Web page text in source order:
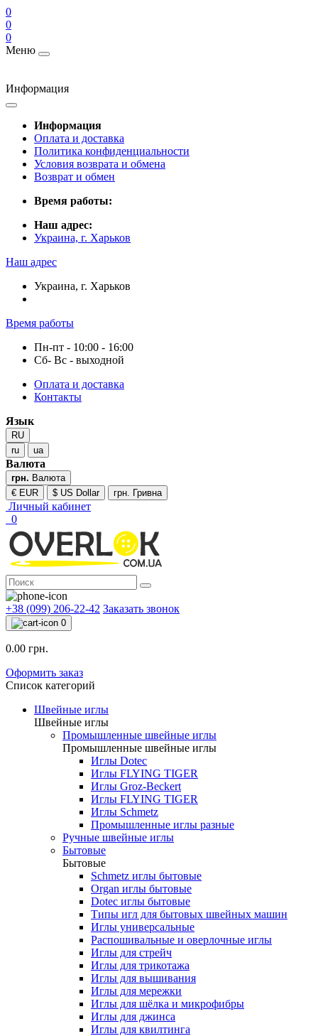
0
0
0
Меню
Информация
Информация
Оплата и доставка
Политика конфиденциальности
Условия возврата и обмена
Возврат и обмен
Время работы:
Наш адрес:
Украина, г. Харьков
Наш адрес
Украина, г. Харьков
Время работы
Пн-пт - 10:00 - 16:00
Сб- Вс - выходной
Оплата и доставка
Контакты
Язык
RU
ru
ua
Валюта
грн. Валюта
€ EUR
$ US Dollar грн. Гривна
Личный кабинет
0
+38 (099) 206-22-42 Заказать звонок
0
0.00 грн.
Оформить заказ
Список категорий
Швейные иглы
Швейные иглы
Промышленные швейные иглы
Промышленные швейные иглы
Иглы Dotec
Иглы FLYING TIGER
Иглы Groz-Beckert
Иглы FLYING TIGER
Иглы Schmetz
Промышленные иглы разные
Ручные швейные иглы
Бытовые
Бытовые
Schmetz иглы бытовые
Organ иглы бытовые
Dotec иглы бытовые
Типы игл для бытовых швейных машин
Иглы универсальные
Распошивальные и оверлочные иглы
Иглы для стрейч
Иглы для трикотажа
Иглы для вышивания
Иглы для мережки
Иглы для шёлка и микрофибры
Иглы для джинса
Иглы для квилтинга